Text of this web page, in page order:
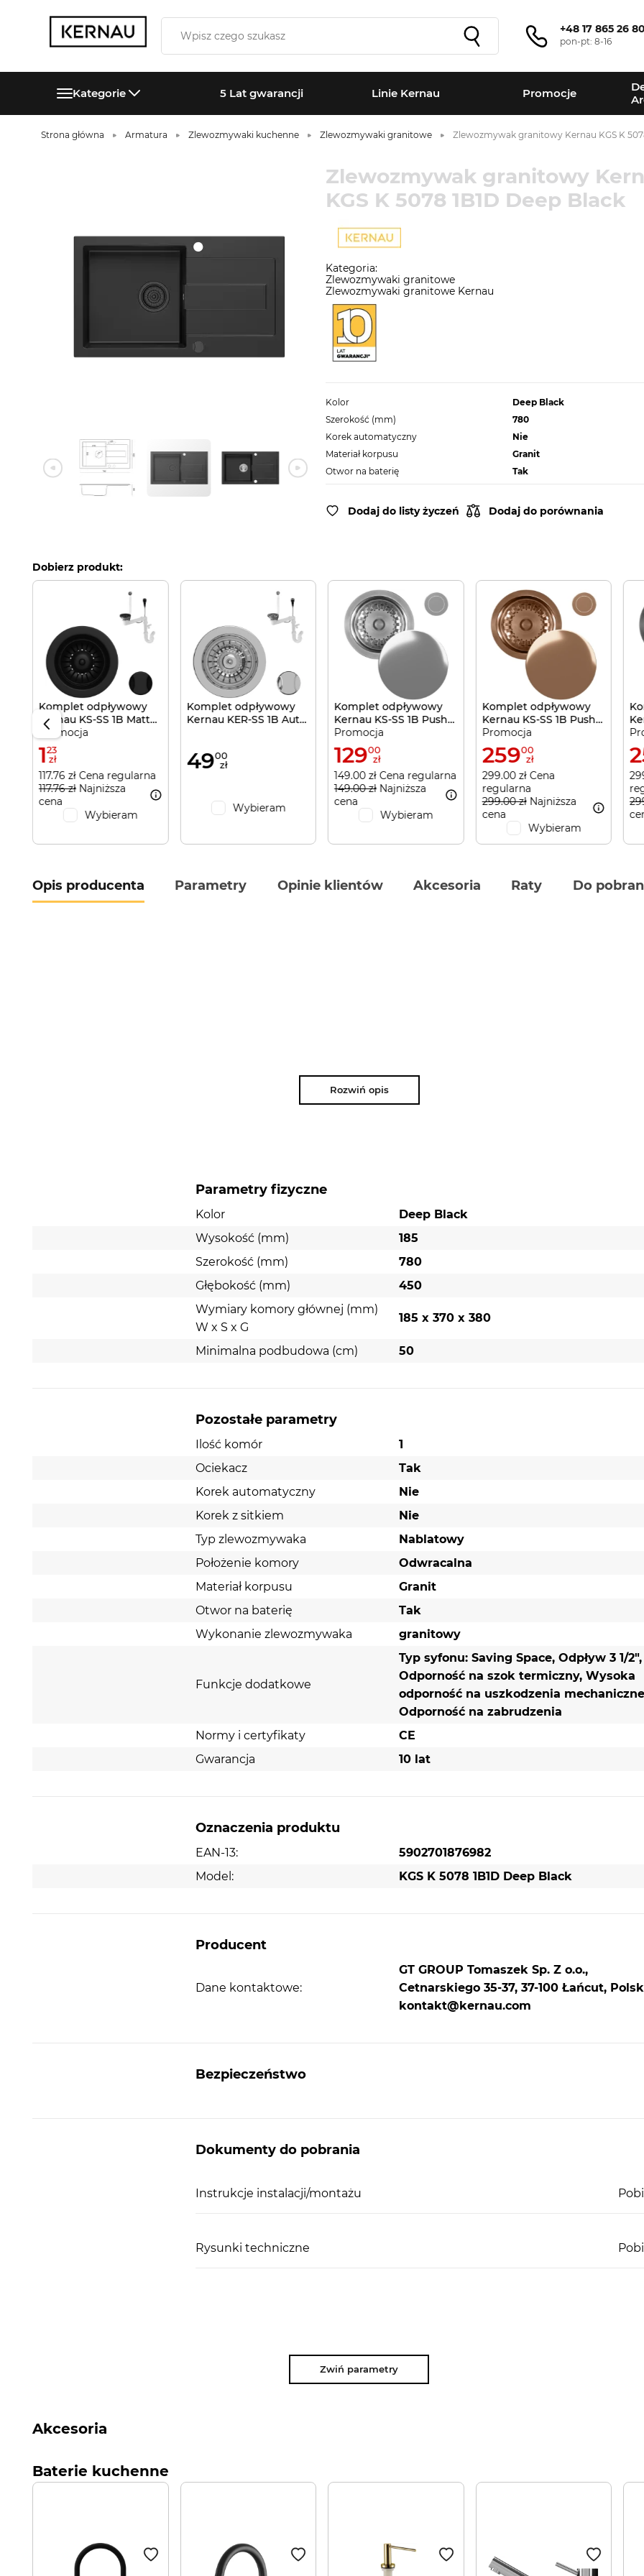
+48 17 865 26 80
pon-pt: 8-16
Kategorie 5 Lat gwarancji Linie Kernau Promocje
Strona główna Armatura Zlewozmywaki kuchenne Zlewozmywaki granitowe Zlewozmywak granitowy Kernau KGS K
Zlewozmywak granitowy
KGS K 5078 1B1D Deep Black
Kategoria:
Zlewozmywaki granitowe
Zlewozmywaki granitowe Kernau
Kolor
Deep Black
Szerokość (mm)
780
Korek automatyczny
Nie
Materiał korpusu
Granit
Otwor na baterię
Tak
Dodaj do listy życzeń Dodaj do porównania
Dobierz produkt:
Komplet odpływowy
Kernau KS-SS 1B Matt
Black
Promocja
123
zł
117.76 zł Cena regularna
117.76 złNajniższa
cena
Wybieram
Komplet odpływowy
Kernau KER-SS 1B Aut
4900
zł
Wybieram
Komplet odpływowy
Kernau KS-SS 1B Push-
Push Silver
Promocja
12900
zł
149.00 zł Cena regularna
149.00 złNajniższa
cena
Wybieram
Komplet odpływowy
Kernau KS-SS 1B Push-
Push Copper
Promocja
25900
zł
299.00 zł Cena
regularna
299.00 złNajniższa
cena
Wybieram
Opis producenta Parametry Opinie klientów Akcesoria Raty Do
Rozwiń opis
Parametry fizyczne
Kolor
Deep Black
Wysokość (mm)
185
Szerokość (mm)
780
Głębokość (mm)
450
Wymiary komory głównej (mm)
W x S x G
185 x 370 x 380
Minimalna podbudowa (cm) 50
Pozostałe parametry
Ilość komór
1
Ociekacz
Tak
Korek automatyczny
Nie
Korek z sitkiem
Nie
Typ zlewozmywaka
Nablatowy
Położenie komory
Odwracalna
Materiał korpusu
Granit
Otwor na baterię
Tak
Wykonanie zlewozmywaka
granitowy
Funkcje dodatkowe
Typ syfonu: Saving Space, Odpływ 3 1/2",
Odporność na szok termiczny, Wysoka
odporność na uszkodzenia
Odporność na zabrudzenia
Normy i certyfikaty
CE
Gwarancja
10 lat
Oznaczenia produktu
EAN-13:
5902701876982
Model:
KGS K 5078 1B1D Deep Black
Producent
Dane kontaktowe:
GT GROUP Tomaszek Sp. Z o.o.,
Cetnarskiego 35-37, 37-100 Łańcut,
kontakt@kernau.com
Bezpieczeństwo
Dokumenty do pobrania
Instrukcje instalacji/montażu
Rysunki techniczne
Zwiń parametry
Akcesoria
Baterie kuchenne